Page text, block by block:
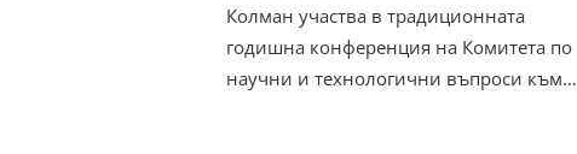
Колман участва в традиционната
годишна конференция на Комитета по
научни и технологични въпроси към…